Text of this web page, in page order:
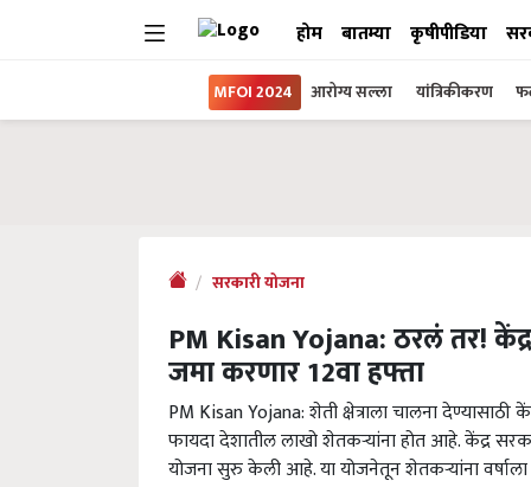
होम बातम्या कृषीपीडिया
MFOI 2024 आरोग्य सल्ला यांत्रिकीकरण
सरकारी योजना
PM Kisan Yojana: ठरलं तर!
जमा करणार 12वा हफ्ता
PM Kisan Yojana: शेती क्षेत्राला चालना
फायदा देशातील लाखो शेतकऱ्यांना होत आहे. केंद्र
योजना सुरु केली आहे. या योजनेतून शेतकऱ्यांना